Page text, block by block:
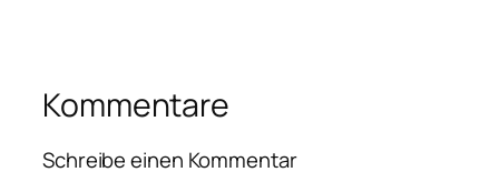
Kommentare
Schreibe einen Kommentar